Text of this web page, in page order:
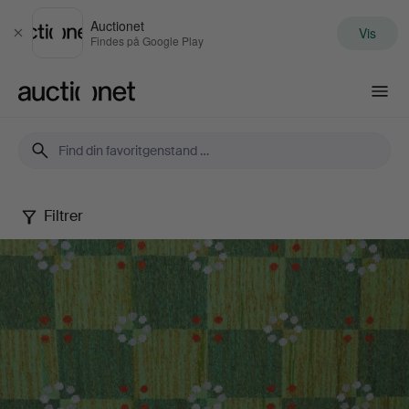
Luk
Auctionet
Findes på Google Play Vis
Autumn
Quality
Sale
Filtrer